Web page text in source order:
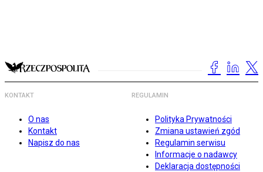
KONTAKT
O nas
Kontakt
Napisz do nas
REGULAMIN
Polityka Prywatności
Zmiana ustawień zgód
Regulamin serwisu
Informacje o nadawcy
Deklaracja dostępności